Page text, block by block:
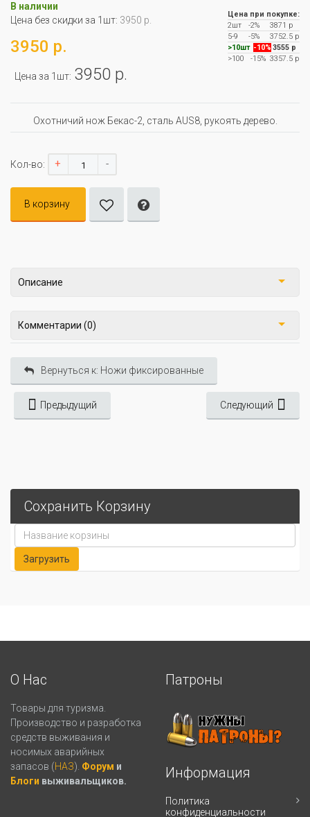
В наличии
Цена без скидки за 1шт: 3950 р.
3950 р.
Цена за 1шт: 3950 р.
Цена при покупке:
2шт
-2%
3871 р
5-9
-5%
3752.5 р
>10шт -10% 3555 р
>100
-15% 3357.5 р
Охотничий нож Бекас-2, сталь AUS8, рукоять дерево.
Кол-во: + -
В корзину
Описание
Комментарии (0)
Вернуться к: Ножи фиксированные
Предыдущий Следующий
Сохранить Корзину
О Нас
Товары для туризма.
Производство и разработка
средств выживания и
носимых аварийных
запасов (НАЗ). Форум и
Блоги выживальщиков.
Патроны
Информация
Политика
конфиденциальности